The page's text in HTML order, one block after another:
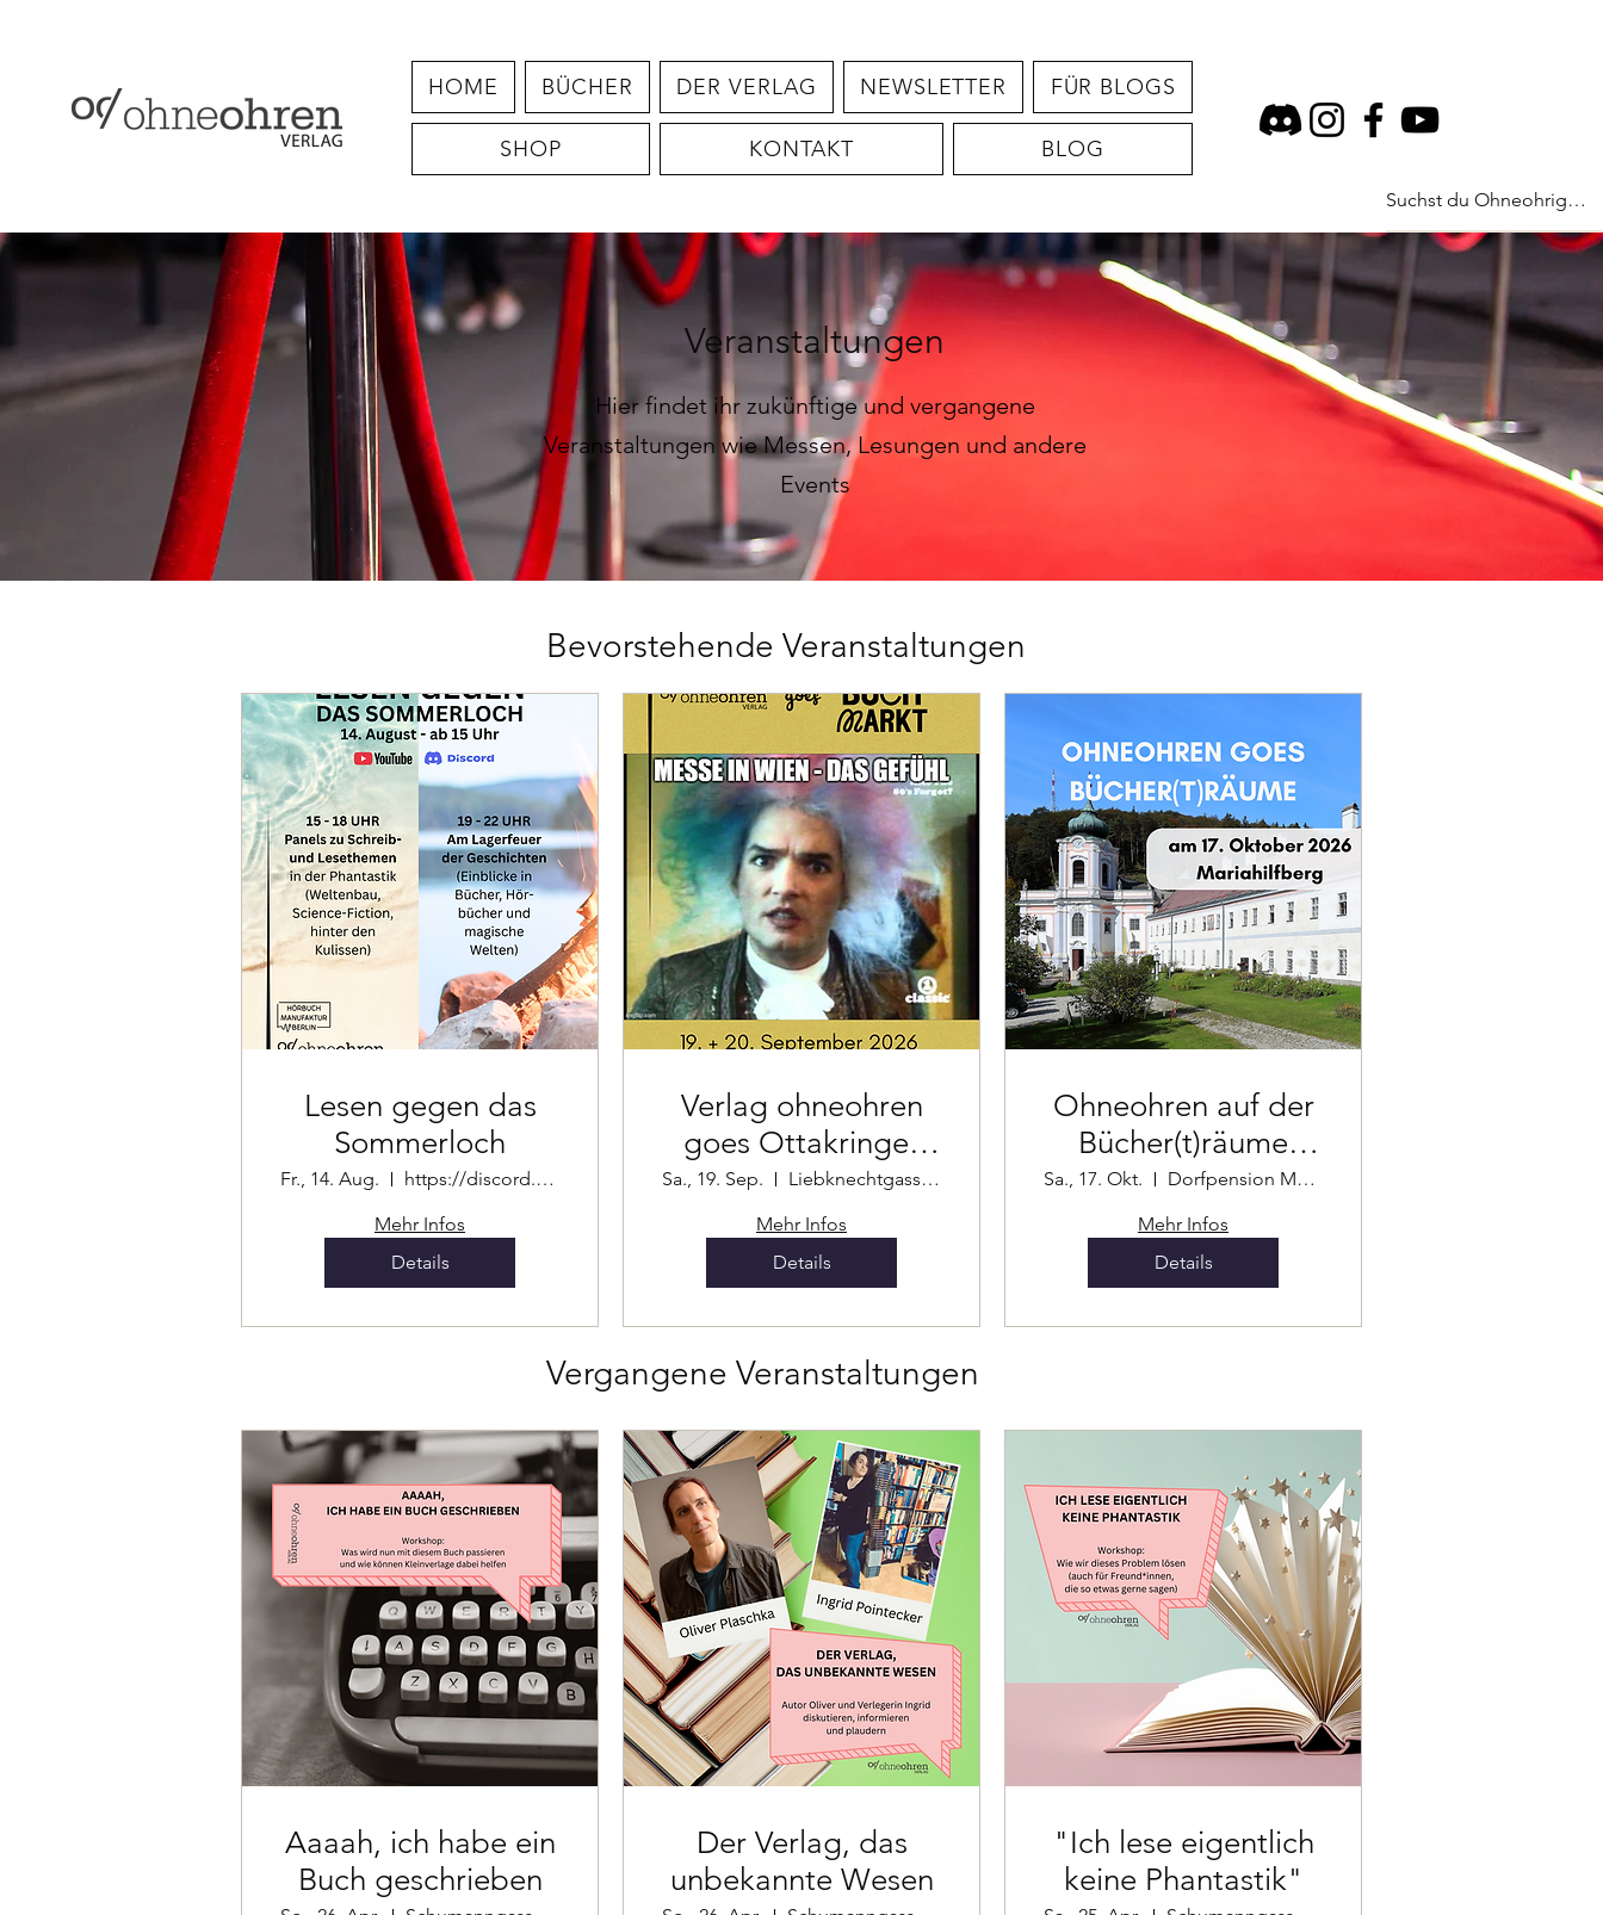
HOME BÜCHER DER VERLAG NEWSLETTER FÜR BLOGS
SHOP KONTAKT BLOG
Veranstaltungen
Hier findet ihr zukünftige und vergangene
Veranstaltungen wie Messen, Lesungen und andere
Events
Bevorstehende Veranstaltungen
Lesen gegen das
Sommerloch
Fr., 14. Aug.
https://discord.gg/8wBHZVzhS?event=15301687
Mehr Infos
Details
Verlag ohneohren
goes Ottakringer
Buchmarkt
Sa., 19. Sep.
Liebknechtgasse 32
Mehr Infos
Details
Ohneohren auf der
Bücher(t)räume
Buchmesse
Sa., 17. Okt.
Dorfpension Mariahilfberg
Mehr Infos
Details
Vergangene Veranstaltungen
Aaaah, ich habe ein
Buch geschrieben
Der Verlag, das
unbekannte Wesen
"Ich lese eigentlich
keine Phantastik"